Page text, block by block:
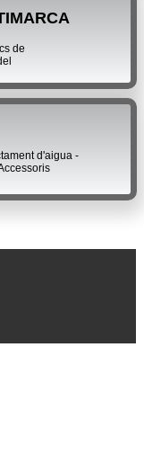
de
d'aigua -